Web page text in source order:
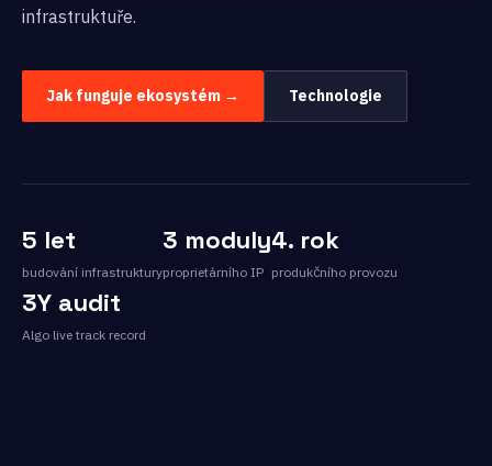
infrastruktuře.
Jak funguje ekosystém → Technologie
5 let
budování infrastruktury
3 moduly
proprietárního IP
4. rok
produkčního provozu
3Y audit
Algo live track record